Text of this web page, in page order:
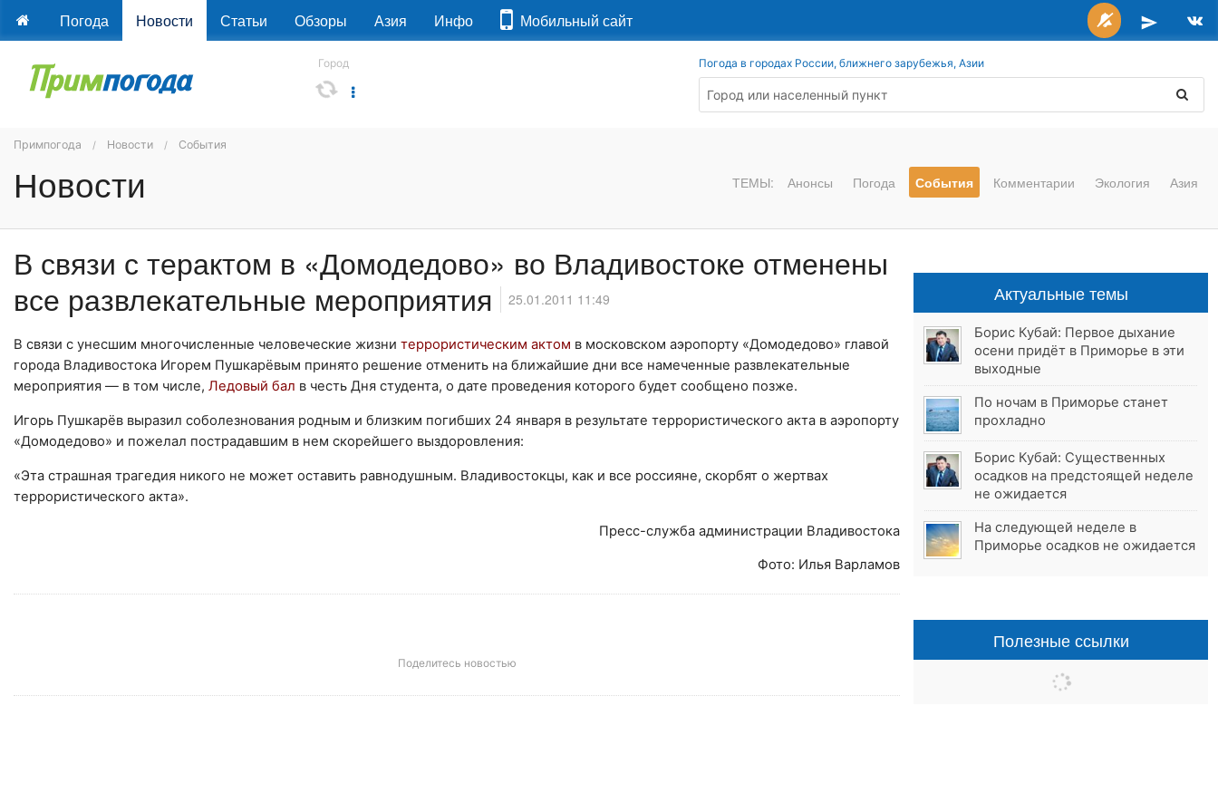
Погода Новости Статьи Обзоры Азия Инфо Мобильный сайт
Город Погода в городах России, ближнего зарубежья, Азии
Примпогода Новости События
Новости ТЕМЫ: Анонсы Погода События Комментарии Экология Азия
В связи с терактом в «Домодедово» во Владивостоке отменены
все развлекательные мероприятия
25.01.2011 11:49
В связи с унесшим многочисленные человеческие жизни террористическим актом в московском аэропорту «Домодедово» главой
города Владивостока Игорем Пушкарёвым принято решение отменить на ближайшие дни все намеченные развлекательные
мероприятия — в том числе, Ледовый бал в честь Дня студента, о дате проведения которого будет сообщено позже.
Игорь Пушкарёв выразил соболезнования родным и близким погибших 24 января в результате террористического акта в аэропорту
«Домодедово» и пожелал пострадавшим в нем скорейшего выздоровления:
«Эта страшная трагедия никого не может оставить равнодушным. Владивостокцы, как и все россияне, скорбят о жертвах
террористического акта».
Пресс-служба администрации Владивостока
Фото: Илья Варламов
Поделитесь новостью
Актуальные темы
Борис Кубай: Первое дыхание
осени придёт в Приморье в эти
выходные
По ночам в Приморье станет
прохладно
Борис Кубай: Существенных
осадков на предстоящей неделе
не ожидается
На следующей неделе в
Приморье осадков не ожидается
Полезные ссылки